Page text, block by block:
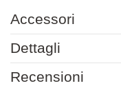
Accessori
Dettagli
Recensioni